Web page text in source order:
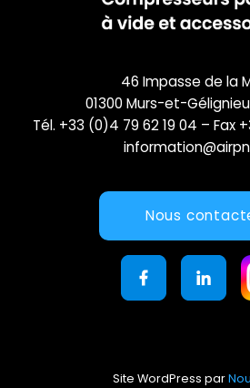
46 Impasse de la
01300 Murs-et-
Tél. +33 (0)4 79 62 19 04 – Fax
Nous
Site WordPress par